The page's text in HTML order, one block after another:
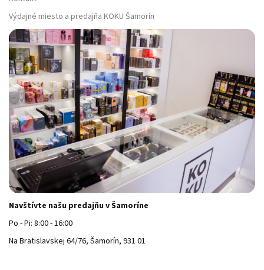
Výdajné miesto a predajňa KOKU Šamorín
Navštívte našu predajňu v Šamoríne
Po - Pi: 8:00 - 16:00
Na Bratislavskej 64/76, Šamorín, 931 01